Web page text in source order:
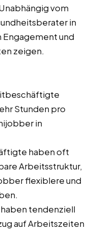
vom
in
Engagement und
zeigen.
Stunden pro
in
haben oft
Arbeitsstruktur,
flexiblere und
tendenziell
auf Arbeitszeiten